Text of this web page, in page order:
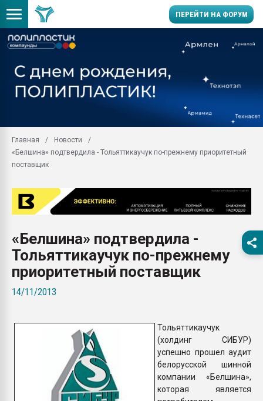
ПЕРЕЙТИ НА ФОРУМ
умельцы изготовили
Продажа готового
производство SPC
29.07.2026 ФРП помог
Помощь в подборе
Вакуум-формовочные
Подмосковье, Москва
28.07.2026
первый план в
пластмасс
ПЕРЕЙТИ НА
Главная
Новости
«Белшина» подтвердила - Тольяттикаучук по-прежнему приоритетный
поставщик
«Белшина» подтвердила -
Тольяттикаучук по-прежнему
приоритетный поставщик
14/11/2013
Тольяттикаучук
(холдинг СИБУР)
успешно прошел аудит
белорусской шинной
компании «Белшина»,
которая является